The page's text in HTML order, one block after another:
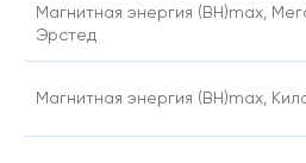
Магнитная энергия (BH)max,
Эрстед
Магнитная энергия (BH)max,